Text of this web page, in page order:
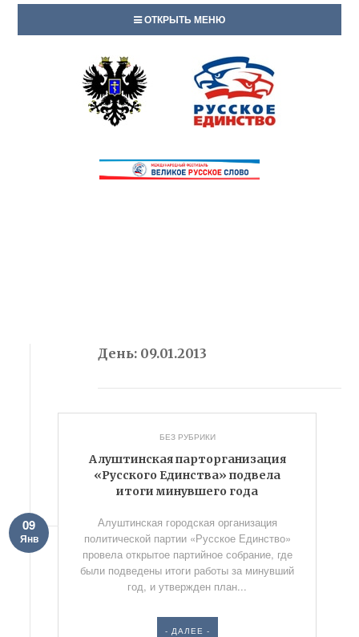
ОТКРЫТЬ МЕНЮ
День: 09.01.2013
БЕЗ РУБРИКИ
Алуштинская парторганизация
«Русского Единства» подвела
итоги минувшего года
09
Янв
Алуштинская городская организация
политической партии «Русское Единство»
провела открытое партийное собрание, где
были подведены итоги работы за минувший
год, и утвержден план...
- ДАЛЕЕ -